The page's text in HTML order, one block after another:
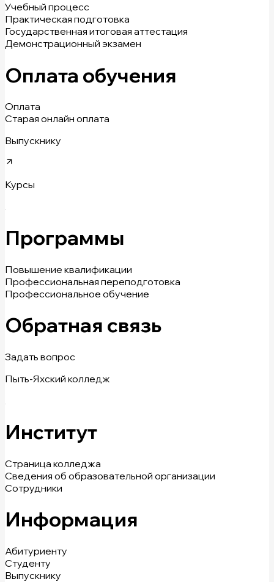
Учебный процесс
Практическая подготовка
Государственная итоговая аттестация
Демонстрационный экзамен
Оплата обучения
Оплата
Старая онлайн оплата
Выпускнику
Курсы
Программы
Повышение квалификации
Профессиональная переподготовка
Профессиональное обучение
Обратная связь
Задать вопрос
Пыть-Яхский колледж
Институт
Страница колледжа
Сведения об образовательной организации
Сотрудники
Информация
Абитуриенту
Студенту
Выпускнику